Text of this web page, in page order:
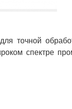
точной
спектре